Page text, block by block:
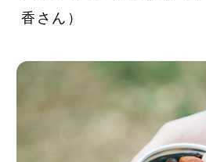
香さん）